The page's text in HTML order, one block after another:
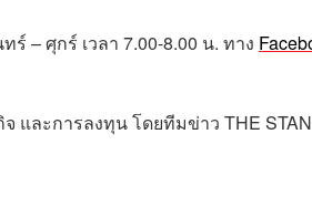
ร์ –ศุกร์ เวลา 7.00-8.00 น. ทาง
และการลงทุน โดยทีมข่าว THE